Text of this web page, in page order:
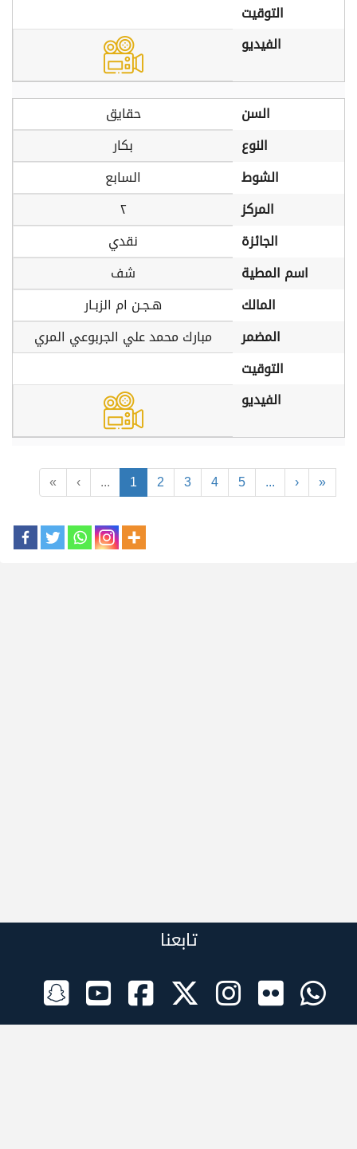
« ‹ ... 1 2 3 4 5 ... › »
التوقيت
الفيديو
السن
حقايق
النوع
بكار
الشوط
السابع
المركز
٢
الجائزة
نقدي
اسم المطية
شف
المالك
هـجـن ام الزبـار
المضمر
مبارك محمد علي الجربوعي المري
التوقيت
الفيديو
تابعنا